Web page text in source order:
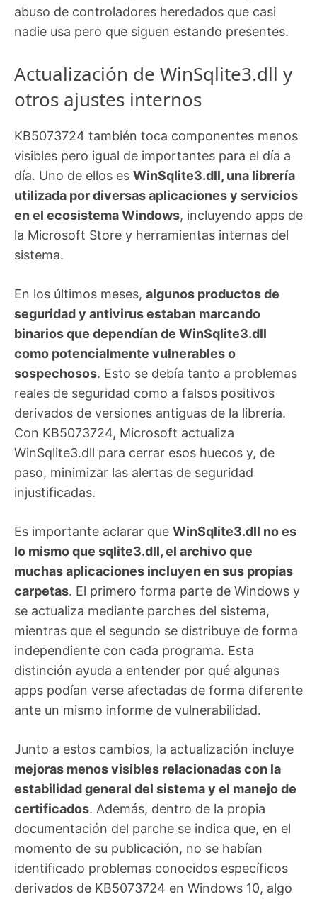
abuso de controladores heredados que casi
nadie usa pero que siguen estando presentes.
Actualización de WinSqlite3.dll y
otros ajustes internos
KB5073724 también toca componentes menos
visibles pero igual de importantes para el día a
día. Uno de ellos es WinSqlite3.dll, una librería
utilizada por diversas aplicaciones y servicios
en el ecosistema Windows, incluyendo apps de
la Microsoft Store y herramientas internas del
sistema.
En los últimos meses, algunos productos de
seguridad y antivirus estaban marcando
binarios que dependían de WinSqlite3.dll
como potencialmente vulnerables o
sospechosos. Esto se debía tanto a problemas
reales de seguridad como a falsos positivos
derivados de versiones antiguas de la librería.
Con KB5073724, Microsoft actualiza
WinSqlite3.dll para cerrar esos huecos y, de
paso, minimizar las alertas de seguridad
injustificadas.
Es importante aclarar que WinSqlite3.dll no es
lo mismo que sqlite3.dll, el archivo que
muchas aplicaciones incluyen en sus propias
carpetas. El primero forma parte de Windows y
se actualiza mediante parches del sistema,
mientras que el segundo se distribuye de forma
independiente con cada programa. Esta
distinción ayuda a entender por qué algunas
apps podían verse afectadas de forma diferente
ante un mismo informe de vulnerabilidad.
Junto a estos cambios, la actualización incluye
mejoras menos visibles relacionadas con la
estabilidad general del sistema y el manejo de
certificados. Además, dentro de la propia
documentación del parche se indica que, en el
momento de su publicación, no se habían
identificado problemas conocidos específicos
derivados de KB5073724 en Windows 10, algo